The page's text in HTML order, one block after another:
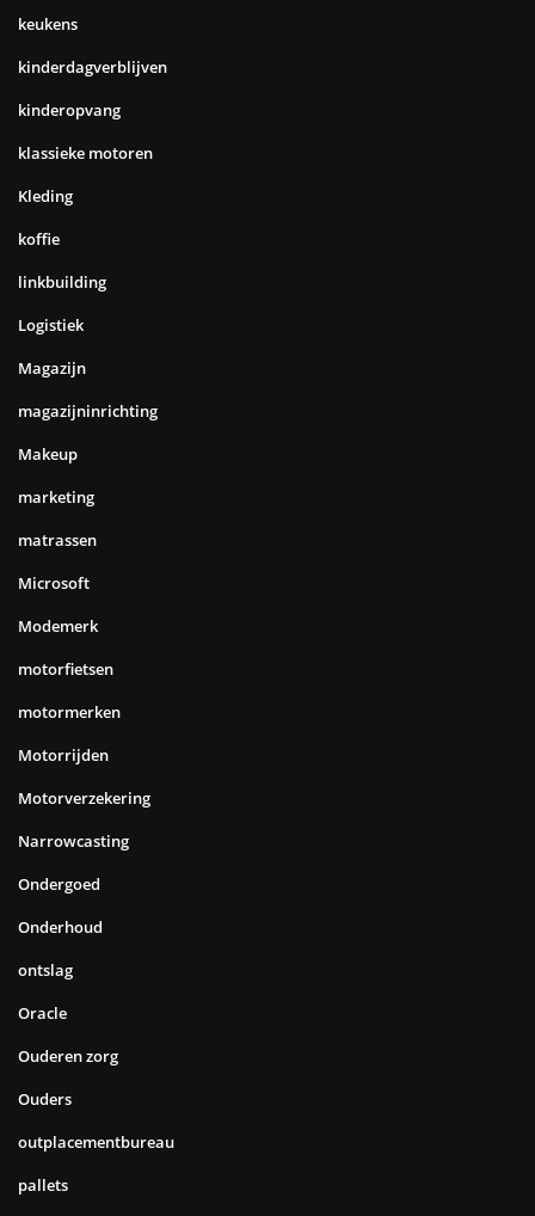
keukens
kinderdagverblijven
kinderopvang
klassieke motoren
Kleding
koffie
linkbuilding
Logistiek
Magazijn
magazijninrichting
Makeup
marketing
matrassen
Microsoft
Modemerk
motorfietsen
motormerken
Motorrijden
Motorverzekering
Narrowcasting
Ondergoed
Onderhoud
ontslag
Oracle
Ouderen zorg
Ouders
outplacementbureau
pallets